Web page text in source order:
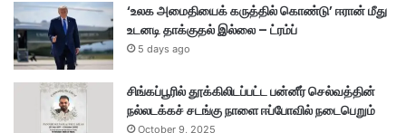
‘உலக அமைதியைக் கருத்தில் கொண்டு’ ஈரான் மீது
உடனடி தாக்குதல் இல்லை – ட்ரம்ப்
5 days ago
சிங்கப்பூரில் தூக்கிலிடப்பட்ட பன்னீர் செல்வத்தின்
நல்லடக்கச் சடங்கு நாளை ஈப்போவில் நடைபெறும்
October 9, 2025